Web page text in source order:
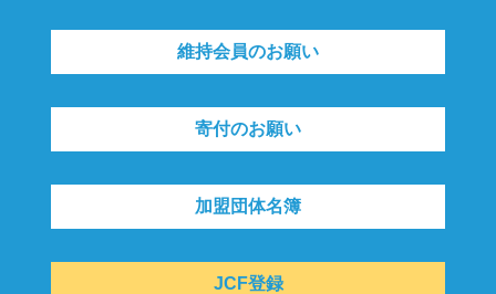
維持会員のお願い
寄付のお願い
加盟団体名簿
JCF登録